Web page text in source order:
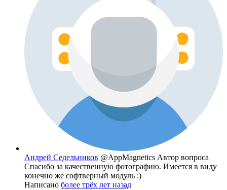
Андрей Седельников @AppMagnetics Автор вопроса
Спасибо за качественную фотографию. Имеется в виду
конечно же софтверный модуль :)
Написано более трёх лет назад